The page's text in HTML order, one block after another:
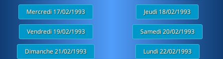
Mercredi 17/02/1993 Jeudi 18/02/1993
Vendredi 19/02/1993 Samedi 20/02/1993
Dimanche 21/02/1993 Lundi 22/02/1993